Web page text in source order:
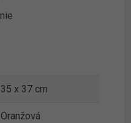
35 x 37 cm
Oranžová